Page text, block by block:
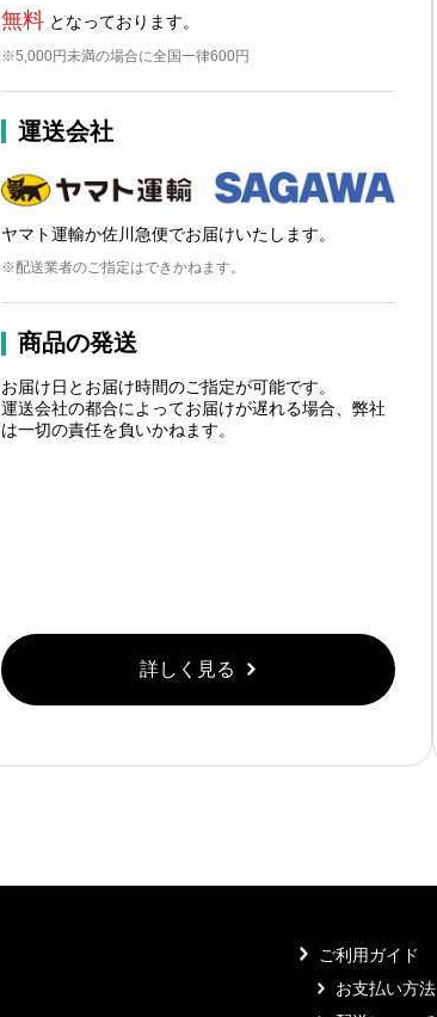
無料となっております。
※5,000円未満の場合に全国一律600円
運送会社
ヤマト運輸か佐川急便でお届けいたします。
※配送業者のご指定はできかねます。
商品の発送
お届け日とお届け時間のご指定が可能です。
運送会社の都合によってお届けが遅れる場合、弊社
は一切の責任を負いかねます。
詳しく見る
ご利用ガイド
お支払い方法